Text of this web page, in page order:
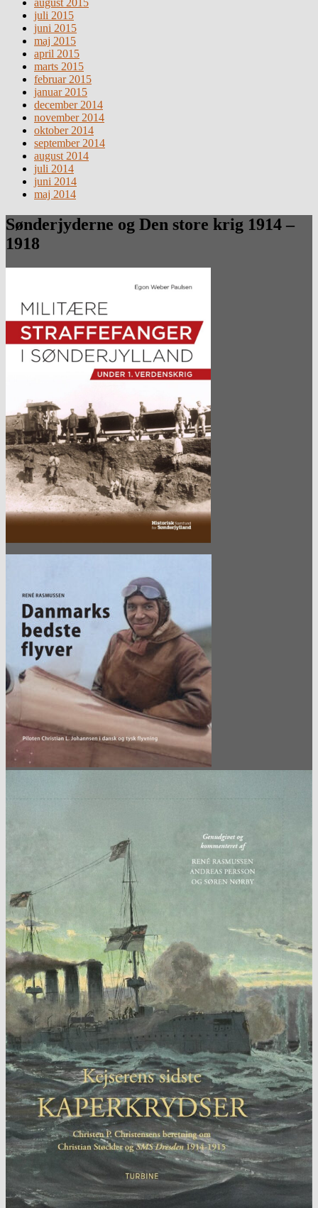
juli 2015
juni 2015
maj 2015
april 2015
marts 2015
februar 2015
januar 2015
december 2014
november 2014
oktober 2014
september 2014
august 2014
juli 2014
juni 2014
maj 2014
Sønderjyderne og Den store krig 1914 –
1918